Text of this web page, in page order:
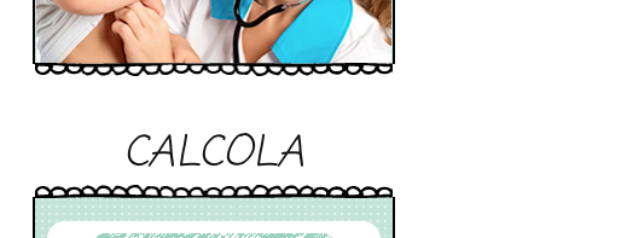
CALCOLA